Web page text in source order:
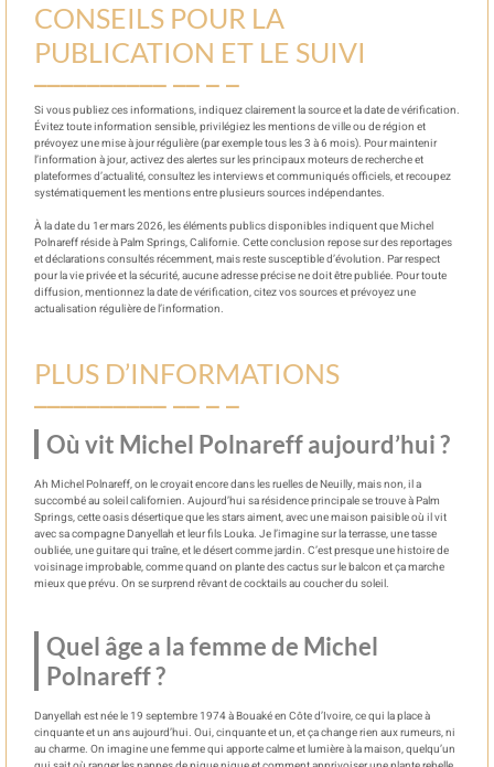
CONSEILS POUR LA
PUBLICATION ET LE SUIVI
Si vous publiez ces informations, indiquez clairement la source et la date de vérification.
Évitez toute information sensible, privilégiez les mentions de ville ou de région et
prévoyez une mise à jour régulière (par exemple tous les 3 à 6 mois). Pour maintenir
l’information à jour, activez des alertes sur les principaux moteurs de recherche et
plateformes d’actualité, consultez les interviews et communiqués officiels, et recoupez
systématiquement les mentions entre plusieurs sources indépendantes.
À la date du 1er mars 2026, les éléments publics disponibles indiquent que Michel
Polnareff réside à Palm Springs, Californie. Cette conclusion repose sur des reportages
et déclarations consultés récemment, mais reste susceptible d’évolution. Par respect
pour la vie privée et la sécurité, aucune adresse précise ne doit être publiée. Pour toute
diffusion, mentionnez la date de vérification, citez vos sources et prévoyez une
actualisation régulière de l’information.
PLUS D’INFORMATIONS
Où vit Michel Polnareff aujourd’hui ?
Ah Michel Polnareff, on le croyait encore dans les ruelles de Neuilly, mais non, il a
succombé au soleil californien. Aujourd’hui sa résidence principale se trouve à Palm
Springs, cette oasis désertique que les stars aiment, avec une maison paisible où il vit
avec sa compagne Danyellah et leur fils Louka. Je l’imagine sur la terrasse, une tasse
oubliée, une guitare qui traîne, et le désert comme jardin. C’est presque une histoire de
voisinage improbable, comme quand on plante des cactus sur le balcon et ça marche
mieux que prévu. On se surprend rêvant de cocktails au coucher du soleil.
Quel âge a la femme de Michel
Polnareff ?
Danyellah est née le 19 septembre 1974 à Bouaké en Côte d’Ivoire, ce qui la place à
cinquante et un ans aujourd’hui. Oui, cinquante et un, et ça change rien aux rumeurs, ni
au charme. On imagine une femme qui apporte calme et lumière à la maison, quelqu’un